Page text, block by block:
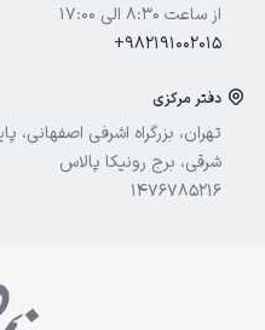
از ساعت 8:30 الی 17:00
+982191002015
دفتر مرکزی
تهران، بزرگراه اشرفی
شرقی، برج رونیکا پالاس
1476785216